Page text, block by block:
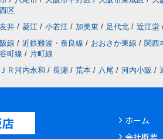
区
友井 / 菱江 / 小若江 / 加美東 / 足代北 / 近江堂
線 / 近鉄難波・奈良線 / おおさか東線 / 関西
町線 / 片町線
ＪＲ河内永和 / 長瀬 / 荒本 / 八尾 / 河内小阪 /
ホーム
会社概要